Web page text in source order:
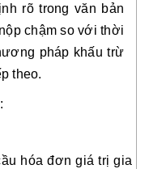
rõ trong văn bản
chậm so với thời
pháp khấu trừ
theo.
hóa đơn giá trị gia